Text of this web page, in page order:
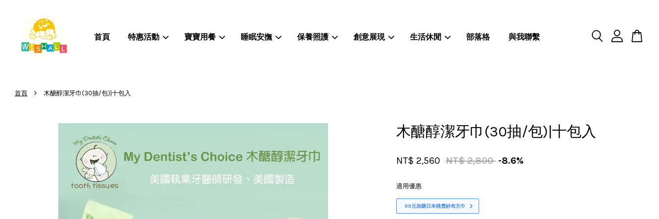
首頁 特惠活動 寶寶用餐 睡眠安撫 保養照護 創意展現 生活休閒 部落格 與我聯繫
首頁 › 木醣醇潔牙巾(30抽/包)|十包入
木醣醇潔牙巾(30抽/包)|十包入
NT$ 2,560 NT$ 2,800 -8.6%
適用優惠
99元加購日本桃雪紗布方巾